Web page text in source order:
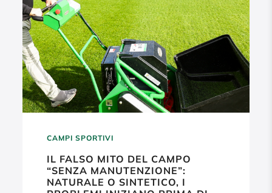
CAMPI SPORTIVI
IL FALSO MITO DEL CAMPO
“SENZA MANUTENZIONE”:
NATURALE O SINTETICO, I